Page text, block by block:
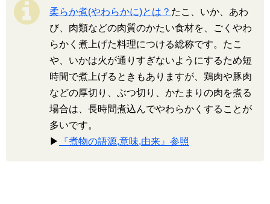
柔らか煮(やわらかに)とは？ たこ、いか、あわ
び、肉類などの肉質のかたい食材を、ごくやわ
らかく煮上げた料理につける総称です。たこ
や、いかは火が通りすぎないようにするため短
時間で煮上げるときもありますが、鶏肉や豚肉
などの厚切り、ぶつ切り、かたまりの肉を煮る
場合は、長時間煮込んでやわらかくすることが
多いです。
▶
『煮物の語源,意味,由来』参照